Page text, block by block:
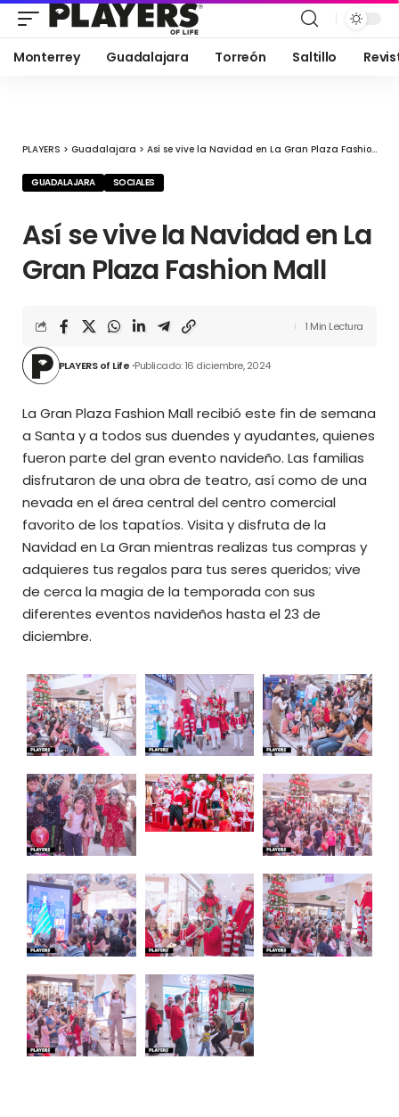
Monterrey Guadalajara Torreón Saltillo
PLAYERS > Guadalajara > Así se vive la Navidad en La Gran Plaza Fashion Mall
GUADALAJARA SOCIALES
Así se vive la Navidad en La
Gran Plaza Fashion Mall
PLAYERS of Life Publicado: 16 diciembre, 2024
1 Min Lectura
La Gran Plaza Fashion Mall recibió este fin de semana
a Santa y a todos sus duendes y ayudantes, quienes
fueron parte del gran evento navideño. Las familias
disfrutaron de una obra de teatro, así como de una
nevada en el área central del centro comercial
favorito de los tapatíos. Visita y disfruta de la
Navidad en La Gran mientras realizas tus compras y
adquieres tus regalos para tus seres queridos; vive
de cerca la magia de la temporada con sus
diferentes eventos navideños hasta el 23 de
diciembre.